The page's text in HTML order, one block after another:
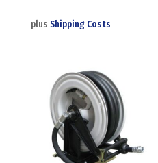
plus Shipping Costs